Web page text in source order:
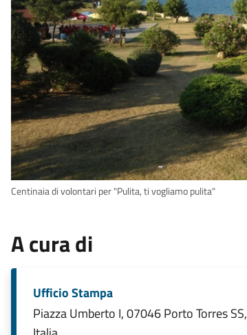
Centinaia di volontari per "Pulita, ti vogliamo pulita"
A cura di
Ufficio Stampa
Piazza Umberto I, 07046 Porto Torres SS,